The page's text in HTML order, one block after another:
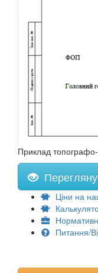
Приклад
Ціни на
Питання/